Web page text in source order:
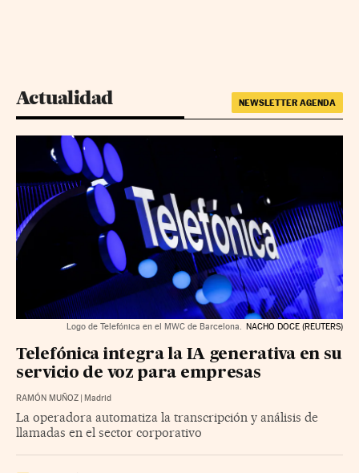
Actualidad NEWSLETTER AGENDA
Logo de Telefónica en el MWC de Barcelona. NACHO DOCE (REUTERS)
Telefónica integra la IA generativa en su
servicio de voz para empresas
RAMÓN MUÑOZ Madrid
La operadora automatiza la transcripción y análisis de
llamadas en el sector corporativo